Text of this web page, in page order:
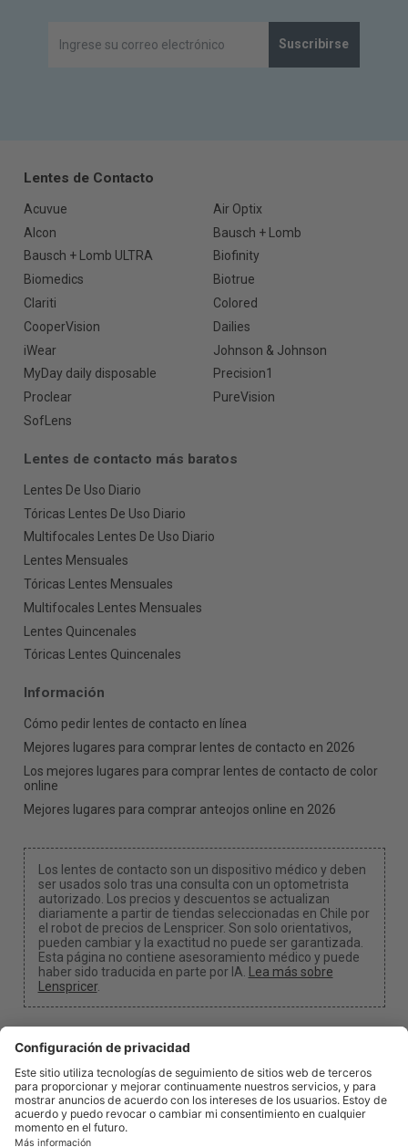
Suscribirse
Lentes de Contacto
Acuvue
Air Optix
Alcon
Bausch + Lomb
Bausch + Lomb ULTRA
Biofinity
Biomedics
Biotrue
Clariti
Colored
CooperVision
Dailies
iWear
Johnson & Johnson
MyDay daily disposable
Precision1
Proclear
PureVision
SofLens
Lentes de contacto más baratos
Lentes De Uso Diario
Tóricas Lentes De Uso Diario
Multifocales Lentes De Uso Diario
Lentes Mensuales
Tóricas Lentes Mensuales
Multifocales Lentes Mensuales
Lentes Quincenales
Tóricas Lentes Quincenales
Información
Cómo pedir lentes de contacto en línea
Mejores lugares para comprar lentes de contacto en 2026
Los mejores lugares para comprar lentes de contacto de color
online
Mejores lugares para comprar anteojos online en 2026
Los lentes de contacto son un dispositivo médico y deben
ser usados solo tras una consulta con un optometrista
autorizado. Los precios y descuentos se actualizan
diariamente a partir de tiendas seleccionadas en Chile por
el robot de precios de Lenspricer. Son solo orientativos,
pueden cambiar y la exactitud no puede ser garantizada.
Esta página no contiene asesoramiento médico y puede
haber sido traducida en parte por IA. Lea más sobre
Lenspricer.
Configuración de cookies
Podemos recibir una comisión si usa uno de nuestros